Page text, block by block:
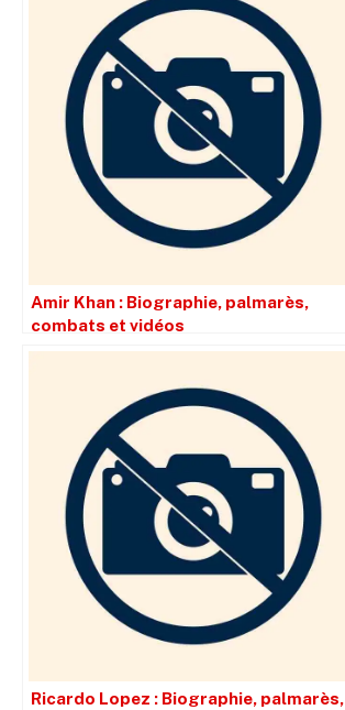
Amir Khan : Biographie, palmarès,
combats et vidéos
Ricardo Lopez : Biographie, palmarès,